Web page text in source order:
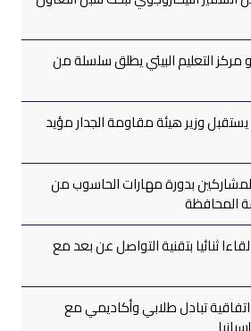
التعليم البيئي يطلق سلسلة من
وزير هيئة مقاومة الجدار مؤيد
بدورة مهارات الحاسوب من
ثنائيا بتقنية التواصل عن بعد مع
تبادل طلابي وأكاديمي مع